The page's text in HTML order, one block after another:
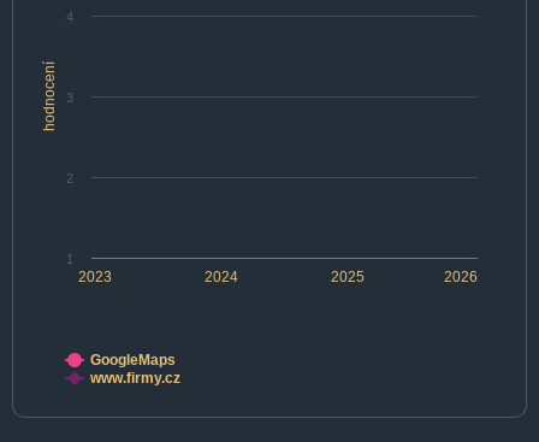
hodnocení
2024 2026
2023 2025
1
2
3
4
GoogleMaps
www.firmy.cz